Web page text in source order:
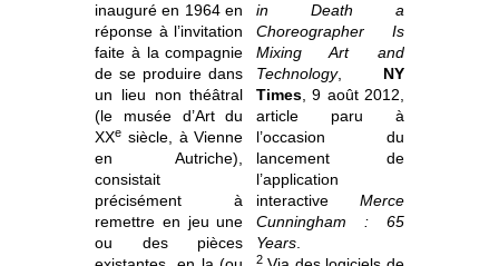
inauguré en 1964 en
réponse à l’invitation
faite à la compagnie
de se produire dans
un lieu non théâtral
(le musée d’Art du
XXe siècle, à Vienne
en Autriche)
consistait
précisément à
remettre en jeu une
ou des pièces
in Death a
Choreographer Is
Mixing Art and
Technology, NY
Times, 9 août 2012,
article paru à
l’occasion du
lancement de
l’application
interactive Merce
Cunningham : 65
Years.
2